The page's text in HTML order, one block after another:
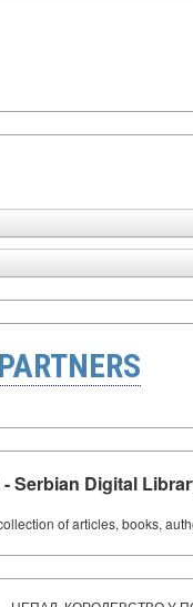
- Serbian Digital
of articles, books,